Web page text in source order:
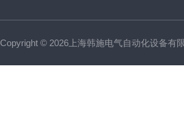
Copyright © 2026上海韩施电气自动化设备